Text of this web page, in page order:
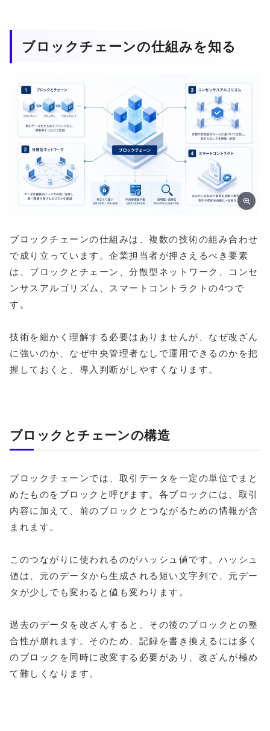
ブロックチェーンの仕組みを知る
ブロックチェーンの仕組みは、複数の技術の組み合わせ
で成り立っています。企業担当者が押さえるべき要素
は、ブロックとチェーン、分散型ネットワーク、コンセ
ンサスアルゴリズム、スマートコントラクトの4つで
す。
技術を細かく理解する必要はありませんが、なぜ改ざん
に強いのか、なぜ中央管理者なしで運用できるのかを把
握しておくと、導入判断がしやすくなります。
ブロックとチェーンの構造
ブロックチェーンでは、取引データを一定の単位でまと
めたものをブロックと呼びます。各ブロックには、取引
内容に加えて、前のブロックとつながるための情報が含
まれます。
このつながりに使われるのがハッシュ値です。ハッシュ
値は、元のデータから生成される短い文字列で、元デー
タが少しでも変わると値も変わります。
過去のデータを改ざんすると、その後のブロックとの整
合性が崩れます。そのため、記録を書き換えるには多く
のブロックを同時に改変する必要があり、改ざんが極め
て難しくなります。